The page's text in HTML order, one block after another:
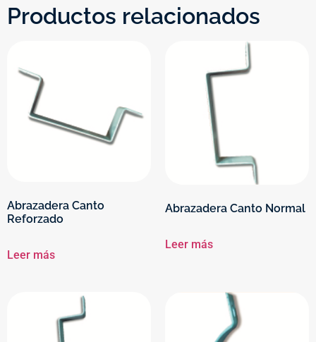
Productos relacionados
Abrazadera Canto
Reforzado
Leer más
Abrazadera Canto Normal
Leer más